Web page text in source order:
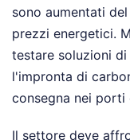
sono aumentati del
prezzi energetici.
testare soluzioni
l'impronta di
consegna nei porti
Il settore deve